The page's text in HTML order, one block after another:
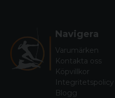
Navigera
Varumärken
Kontakta oss
Köpvillkor
Integritetspolicy
Blogg